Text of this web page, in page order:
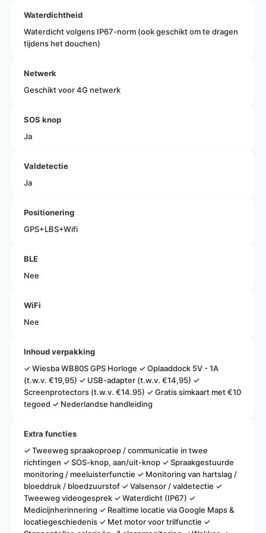
Stel een vraag
Uw
naam
e-
mail
Uw
telefoon
Uw
bericht
Waterdichtheid
Waterdicht volgens IP67-norm (ook geschikt om te dragen
tijdens het douchen)
Netwerk
Geschikt voor 4G netwerk
SOS knop
Ja
Valdetectie
Ja
Positionering
GPS+LBS+Wifi
BLE
Nee
WiFi
Nee
Inhoud verpakking
✓ Wiesba WB80S GPS Horloge ✓ Oplaaddock 5V - 1A
(t.w.v. €19,95) ✓ USB-adapter (t.w.v. €14,95) ✓
Screenprotectors (t.w.v. €14.95) ✓ Gratis simkaart met €10
tegoed ✓ Nederlandse handleiding
Extra functies
✓ Tweeweg spraakoproep / communicatie in twee
richtingen ✓ SOS-knop, aan/uit-knop ✓ Spraakgestuurde
monitoring / meeluisterfunctie ✓ Monitoring van hartslag /
bloeddruk / bloedzuurstof ✓ Valsensor / valdetectie ✓
Tweeweg videogesprek ✓ Waterdicht (IP67) ✓
Medicijnherinnering ✓ Realtime locatie via Google Maps &
locatiegeschiedenis ✓ Met motor voor trilfunctie ✓